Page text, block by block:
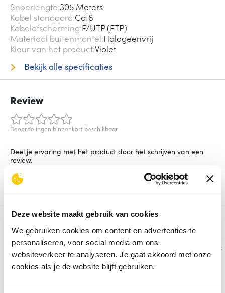
Deze website maakt gebruik van cookies
We gebruiken cookies om content en advertenties te
personaliseren, voor social media om ons
websiteverkeer te analyseren. Je gaat akkoord met onze
cookies als je de website blijft gebruiken.
Snoerlengte 305 Meters
Kabel standaard Cat6
Kabelafscherming F/UTP (FTP)
Materiaal buitenmantel Halogeenvrij
Kleur van het productViolet
Bekijk alle specificaties
Review
Beoordelingen binnenkort beschikbaar
Deel je ervaring met het product door het schrijven van een
review.
Schrijf een review
Alternatieven
Vergelijk Vergelijk